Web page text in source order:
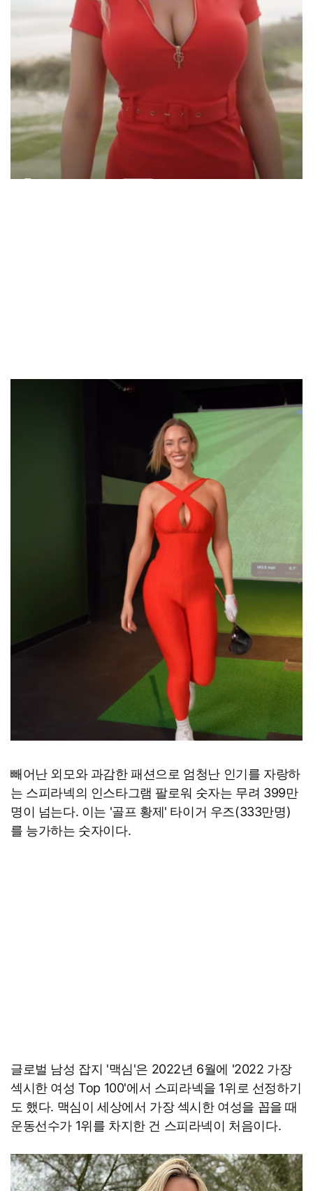
빼어난 외모와 과감한 패션으로 엄청난 인기를 자랑하
는 스피라넥의 인스타그램 팔로워 숫자는 무려 399만
명이 넘는다. 이는 '골프 황제' 타이거 우즈(333만명)
를 능가하는 숫자이다.
글로벌 남성 잡지 '맥심'은 2022년 6월에 '2022 가장
섹시한 여성 Top 100'에서 스피라넥을 1위로 선정하기
도 했다. 맥심이 세상에서 가장 섹시한 여성을 꼽을 때
운동선수가 1위를 차지한 건 스피라넥이 처음이다.